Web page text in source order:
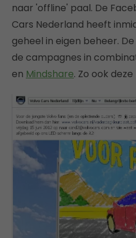
naar 'offline' paal. De
Cars Nederland heeft
geheel in eigen beheer.
de campagnes in
en Mindshare. Zo ook